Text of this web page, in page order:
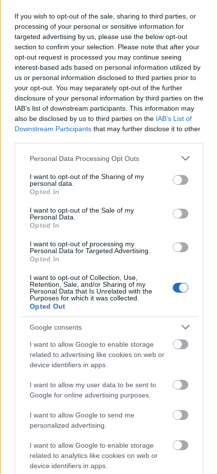
If you wish to opt-out of the sale, sharing to third parties, or
processing of your personal or sensitive information for
targeted advertising by us, please use the below opt-out
section to confirm your selection. Please note that after your
opt-out request is processed you may continue seeing
interest-based ads based on personal information utilized by
us or personal information disclosed to third parties prior to
your opt-out. You may separately opt-out of the further
disclosure of your personal information by third parties on the
IAB’s list of downstream participants. This information may
also be disclosed by us to third parties on the IAB’s List of
Downstream Participants that may further disclose it to other
Please note that this website/app uses one or more Google
not limited to your visit or usage behaviour. You may click to
grant or deny consent to Google and its third-party tags to
use your data for below specified purposes in below Google
consent section.
Personal Data Processing Opt Outs
I want to opt-out of the Sharing of my
personal data.
Opted In
I want to opt-out of the Sale of my
Personal Data.
Opted In
I want to opt-out of processing my
Personal Data for Targeted Advertising.
Opted In
I want to opt-out of Collection, Use,
Retention, Sale, and/or Sharing of my
Personal Data that Is Unrelated with the
Purposes for which it was collected.
Opted Out
Google consents
I want to allow Google to enable storage
related to advertising like cookies on web or
device identifiers in apps.
I want to allow my user data to be sent to
Google for online advertising purposes.
I want to allow Google to send me
personalized advertising.
I want to allow Google to enable storage
related to analytics like cookies on web or
device identifiers in apps.
ΚΟΣΜΟΣ
Τι περιλαμβάνει η συμφωνία ΗΠΑ και
Ουκρανίας για ορυκτά και σπάνιες γαίες
ΚΟΣΜΟΣ
Ο πρωθυπουργός της Ουκρανίας μεταβαίνει
στα αποκλεισμένα απο αγρότες πολωνικά